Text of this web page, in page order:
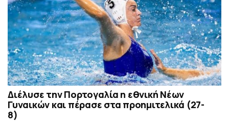
Διέλυσε την Πορτογαλία η εθνική Νέων
Γυναικών και πέρασε στα προημιτελικά (27-
8)